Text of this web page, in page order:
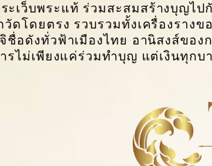
ะเว็บพระแท้ ร่วมสะสมสร้างบุญไป
วัดโดยตรง รวบรวมทั้งเครื่องราง
ชื่อดังทั่วฟ้าเมืองไทย อานิสงส์ขอ
รไม่เพียงแค่ร่วมทำบุญ แต่เงินทุก